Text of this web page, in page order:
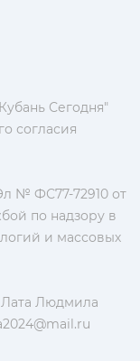
Сегодня"
согласия
№ ФС77-72910 от
по надзору в
и массовых
Лата Людмила